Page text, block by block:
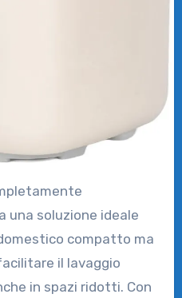
una soluzione ideale
compatto ma
il lavaggio
in spazi ridotti. Con